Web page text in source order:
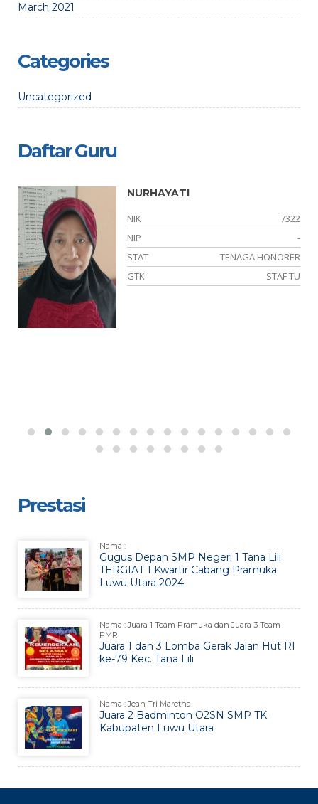
March 2021
Categories
Uncategorized
Daftar Guru
NURHAYATI
NIK
7322
NIP
-
STAT
TENAGA HONORER
GTK
STAF TU
Prestasi
Nama :
Gugus Depan SMP Negeri 1 Tana Lili
TERGIAT 1 Kwartir Cabang Pramuka
Luwu Utara 2024
Nama : Juara 1 Team Pramuka dan Juara 3 Team
PMR
Juara 1 dan 3 Lomba Gerak Jalan Hut RI
ke-79 Kec. Tana Lili
Nama : Jean Tri Maretha
Juara 2 Badminton O2SN SMP TK.
Kabupaten Luwu Utara